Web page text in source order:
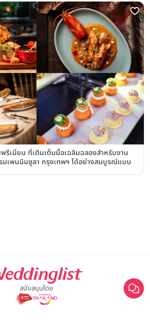
พรีเมี่ยม ที่เติมเต็มมื้อเฉลิมฉลองสำหรับงาน
มเพนนินซูลา กรุงเทพฯ ได้อย่างสมบูรณ์แบบ
สนับสนุนโดย